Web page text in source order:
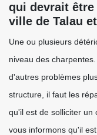
qui devrait être
ville de Talau
Une ou plusieurs
niveau des
d'autres problèmes
structure, il faut les
qu'il est de solliciter un
vous informons qu'il